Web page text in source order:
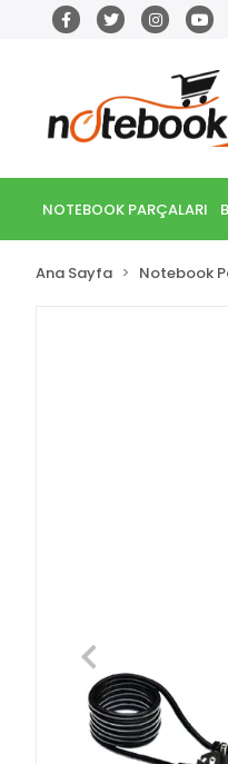
NOTEBOOK PARÇALARI
Ana Sayfa Notebook